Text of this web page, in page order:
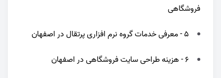
فروشگاهی
5 - معرفی خدمات گروه نرم افزاری پرتقال در اصفهان
6 - هزینه طراحی سایت فروشگاهی در اصفهان